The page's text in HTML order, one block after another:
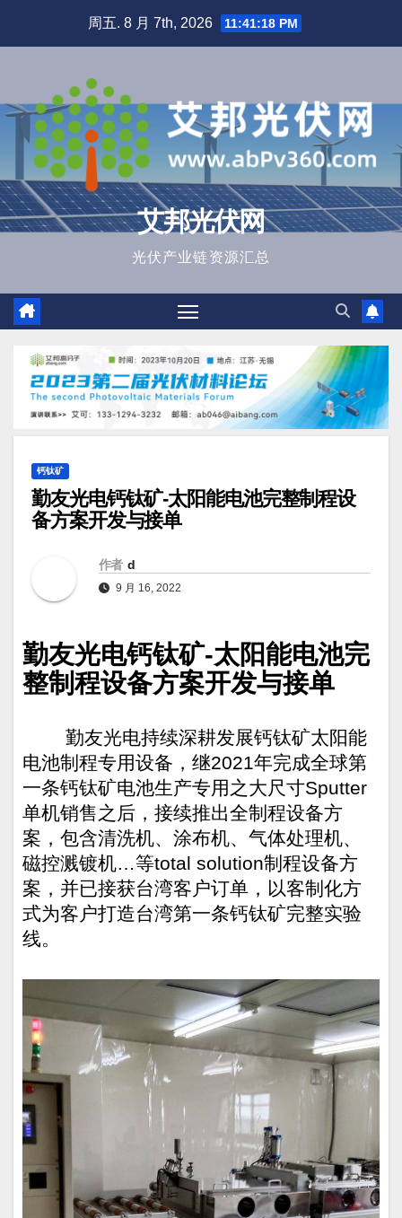
周五. 8 月 7th, 2026 11:41:19 PM
艾邦光伏网
光伏产业链资源汇总
钙钛矿
勤友光电钙钛矿-太阳能电池完整制程设
备方案开发与接单
作者 d
9 月 16, 2022
勤友光电钙钛矿-太阳能电池完
整制程设备方案开发与接单
勤友光电持续深耕发展钙钛矿太阳能
电池制程专用设备，继2021年完成全球第
一条钙钛矿电池生产专用之大尺寸Sputter
单机销售之后，接续推出全制程设备方
案，包含清洗机、涂布机、气体处理机、
磁控溅镀机…等total solution制程设备方
案，并已接获台湾客户订单，以客制化方
式为客户打造台湾第一条钙钛矿完整实验
线。